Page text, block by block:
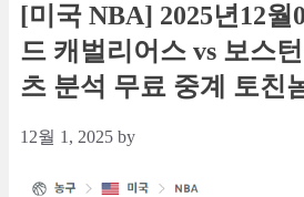
[미국 NBA] 2025년12월
드 캐벌리어스 vs 보스
츠 분석 무료 중계 토친
12월 1, 2025 by